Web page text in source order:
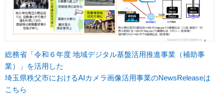
総務省「令和６年度 地域デジタル基盤活用推進事業（補助事
業）」を活用した
埼玉県秩父市におけるAIカメラ画像活用事業のNewsReleaseは
こちら